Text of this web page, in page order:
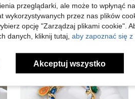
25,47zł
przeglądarki, ale może to wpłynąć
wykorzystywanych przez nas plików
opcję "Zarządzaj plikami cookie".
danych, kliknij tutaj, aby zapoznać się z
Akceptuj wszystko